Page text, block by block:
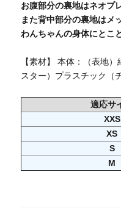
お腹部分の裏地はネオプ
また背中部分の裏地はメ
わんちゃんの身体にとこ
【素材】 本体：（表地
スター）プラスチック（
適応サ
XXS
XS
S
M